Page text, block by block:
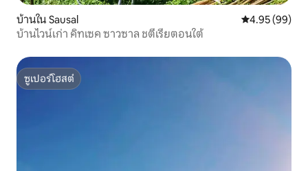
บ้านใน Sausal คะแนนเฉลี่ย
4.95 (99)
บ้านไวน์เก่า คิทเซค ซาวซาล ชตีเรียตอนใต้
ซูเปอร์โฮสต์
ซูเปอร์โฮสต์